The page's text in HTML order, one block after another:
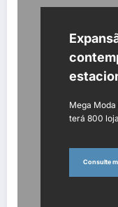
Mega
terá 800
Consulte